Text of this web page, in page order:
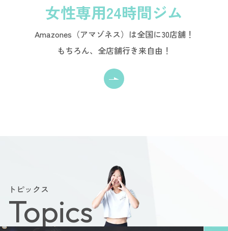
女性専用24時間ジム
Amazones（アマゾネス）は全国に30店舗！
もちろん、全店舗行き来自由！
トピックス
Topics